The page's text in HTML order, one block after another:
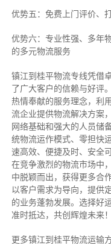
优势五：免费上门评价、
优势六：专业性强、多年
的多元物流服务
镇江到桂平物流专线凭借
了广大客户的信赖与好评。
热情奉献的服务理念，利
流企业提供物流解决方案
网络基础和强大的人员储
统物流运作模式、零担快
速高效、便捷及时、安全
在竞争激烈的物流市场中
中脱颖而出，获得更多合作
以客户需求为导向，提供
的业务蓬勃发展。选择好
准时抵达，共创辉煌未来！
更多镇江到桂平物流运输